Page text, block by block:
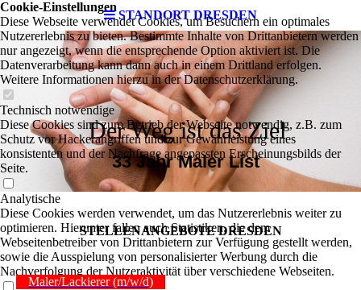
STANDORT DRESDEN
Der Weg ist das Ziel
33 Jahr Maler List
STELLEN­ANGEBOTE DRESDEN
Maler/Lackierer (m/w/d)
Cookie-Einstellungen
Diese Webseite verwendet Cookies, um Besuchern ein optimales
Nutzererlebnis zu bieten. Bestimmte Inhalte von Drittanbietern werden
nur angezeigt, wenn die entsprechende Option aktiviert ist. Die
Datenverarbeitung kann dann auch in einem Drittland erfolgen.
Weitere Informationen hierzu in der Datenschutzerklärung.
Technisch notwendige
Diese Cookies sind zum Betrieb der Webseite notwendig, z.B. zum
Schutz vor Hackerangriffen und zur Gewährleistung eines
konsistenten und der Nachfrage angepassten Erscheinungsbilds der
Seite.
Analytische
Diese Cookies werden verwendet, um das Nutzererlebnis weiter zu
optimieren. Hierunter fallen auch Statistiken, die dem
Webseitenbetreiber von Drittanbietern zur Verfügung gestellt werden,
sowie die Ausspielung von personalisierter Werbung durch die
Nachverfolgung der Nutzeraktivität über verschiedene Webseiten.